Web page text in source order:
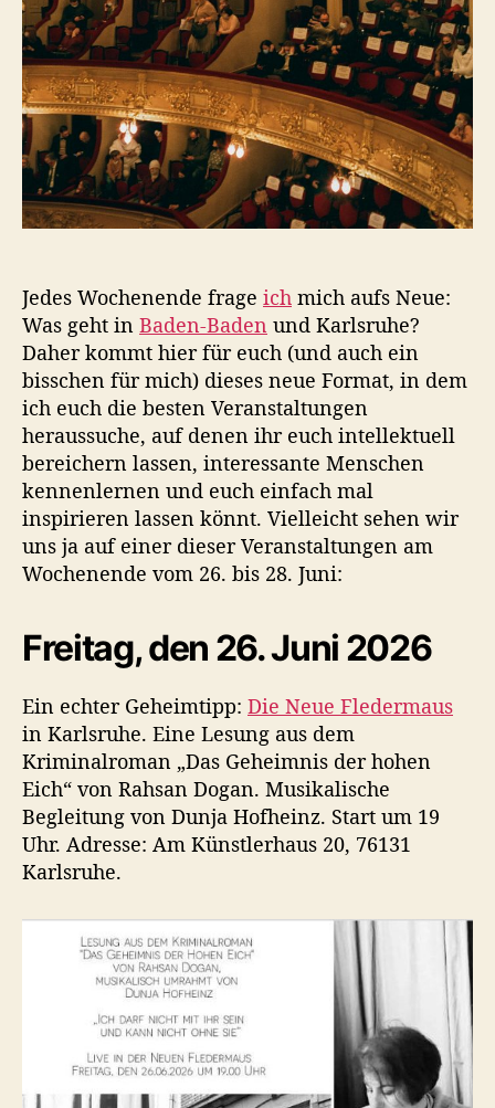
m
&
K
u
l
t
u
r
:
E
n
t
s
a
W
o
c
h
e
n
e
e
Jedes Wochenende frage ich mich aufs Neue:
Was geht in Baden-Baden und Karlsruhe?
Daher kommt hier für euch (und auch ein
bisschen für mich) dieses neue Format, in dem
ich euch die besten Veranstaltungen
heraussuche, auf denen ihr euch intellektuell
bereichern lassen, interessante Menschen
kennenlernen und euch einfach mal
inspirieren lassen könnt. Vielleicht sehen wir
uns ja auf einer dieser Veranstaltungen am
Wochenende vom 26. bis 28. Juni:
Freitag, den 26. Juni 2026
Ein echter Geheimtipp: Die Neue Fledermaus
in Karlsruhe. Eine Lesung aus dem
Kriminalroman „Das Geheimnis der hohen
Eich“ von Rahsan Dogan. Musikalische
Begleitung von Dunja Hofheinz. Start um 19
Uhr. Adresse: Am Künstlerhaus 20, 76131
Karlsruhe.